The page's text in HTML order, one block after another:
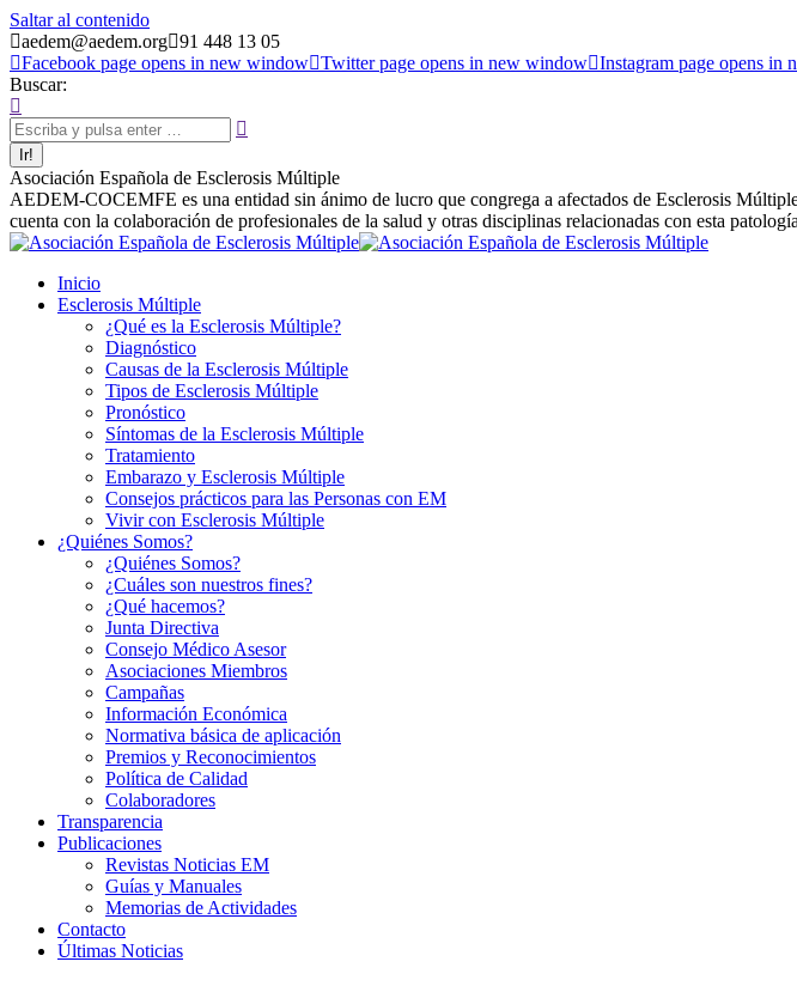
Saltar al contenido
aedem@aedem.org 91 448 13 05
Facebook page opens in new window Twitter page opens in new window Instagram page opens in
Buscar:
Asociación Española de Esclerosis Múltiple
AEDEM-COCEMFE es una entidad sin ánimo de lucro que congrega a afectados de Esclerosis
cuenta con la colaboración de profesionales de la salud y otras disciplinas relacionadas con esta
Inicio
Esclerosis Múltiple
¿Qué es la Esclerosis Múltiple?
Diagnóstico
Causas de la Esclerosis Múltiple
Tipos de Esclerosis Múltiple
Pronóstico
Síntomas de la Esclerosis Múltiple
Tratamiento
Embarazo y Esclerosis Múltiple
Consejos prácticos para las Personas con EM
Vivir con Esclerosis Múltiple
¿Quiénes Somos?
¿Quiénes Somos?
¿Cuáles son nuestros fines?
¿Qué hacemos?
Junta Directiva
Consejo Médico Asesor
Asociaciones Miembros
Campañas
Información Económica
Normativa básica de aplicación
Premios y Reconocimientos
Política de Calidad
Colaboradores
Transparencia
Publicaciones
Revistas Noticias EM
Guías y Manuales
Memorias de Actividades
Contacto
Últimas Noticias